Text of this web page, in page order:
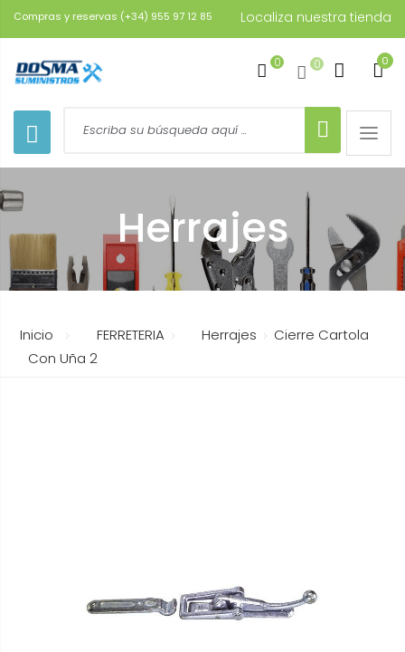
Compras y reservas (+34) 955 97 12 85 Localiza nuestra tienda
0
0 0
Toggle
Herrajes
Inicio FERRETERIA Herrajes
Cierre Cartola
Con Uña 2